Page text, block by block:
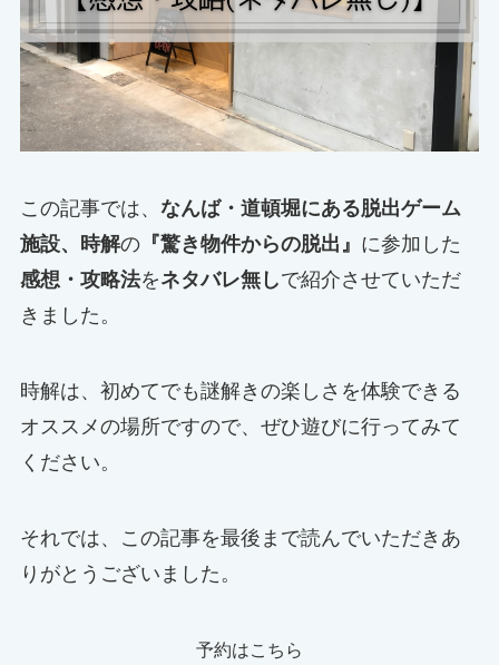
この記事では、 なんば・道頓堀にある脱出ゲーム
施設、時解の『驚き物件からの脱出 』 に参加した
感想・攻略法をネタバレ無しで紹介させていただ
きました。
時解は、初めてでも謎解きの楽しさを体験できる
オススメの場所ですので、ぜひ遊びに行ってみて
ください。
それでは、この記事を最後まで読んでいただきあ
りがとうございました。
予約はこちら